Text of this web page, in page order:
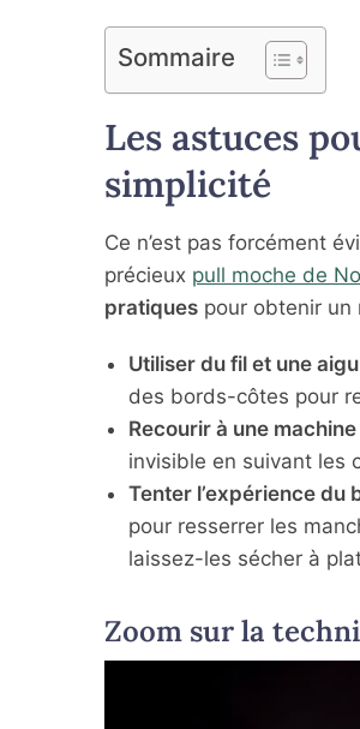
Sommaire
Les astuces
simplicité
Ce n’est pas forcément
précieux pull moche de
pratiques pour obtenir un
Utiliser du fil et une
des bords-côtes pour
Recourir à une
invisible en suivant les
Tenter l’expérience du
pour resserrer les
laissez-les sécher à
Zoom sur la